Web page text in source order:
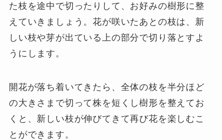
た枝を途中で切ったりして、お好みの樹形に整
えていきましょう。花が咲いたあとの枝は、新
しい枝や芽が出ている上の部分で切り落とすよ
うにします。
開花が落ち着いてきたら、全体の枝を半分ほど
の大きさまで切って株を短くし樹形を整えてお
くと、新しい枝が伸びてきて再び花を楽しむこ
とができます。